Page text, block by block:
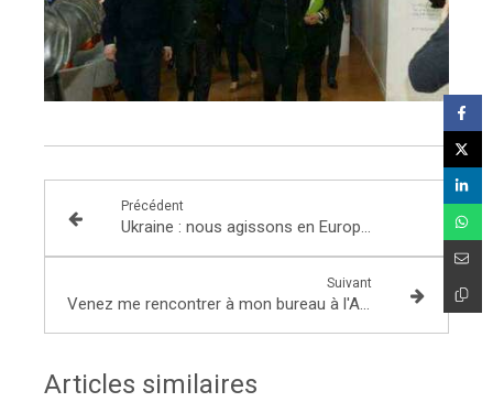
Précédent
Ukraine : nous agissons en Européens.
Suivant
Venez me rencontrer à mon bureau à l'Assemblée nationale !
Articles similaires